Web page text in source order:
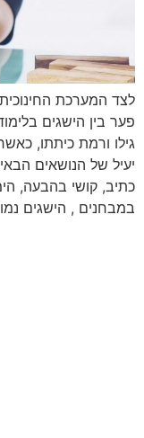
לצד המערכת
פער בין הישגים
גילו ורמת כיתתו,
יעיל של הנושאים
כתיב, קושי בהבעה,
במבחנים , הישגים